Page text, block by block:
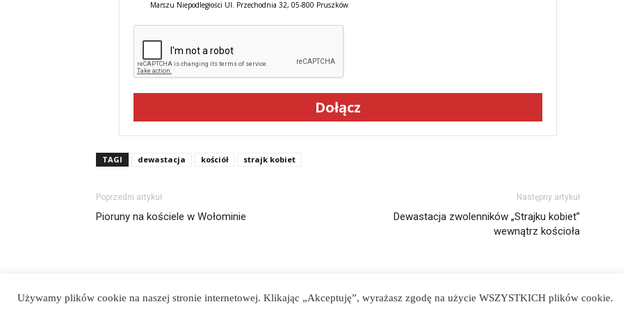
Marszu Niepodległości Ul. Przechodnia 32, 05-800 Pruszków
Dołącz
TAGI dewastacja kościół strajk kobiet
Poprzedni artykuł
Pioruny na kościele w Wołominie
Następny artykuł
Dewastacja zwolenników „Strajku kobiet”
wewnątrz kościoła
Używamy plików cookie na naszej stronie internetowej. Klikając „Akceptuję”, wyrażasz zgodę na użycie WSZYSTKICH plików cookie.